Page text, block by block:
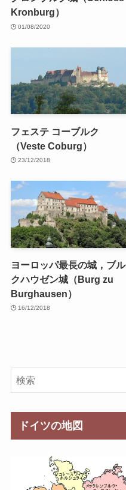
Kronburg）
01/08/2020
フェステ コーブルク
（Veste Coburg）
23/12/2018
ヨーロッパ最長の城，ブル
クハウゼン城（Burg zu
Burghausen）
16/12/2018
ドイツの地図